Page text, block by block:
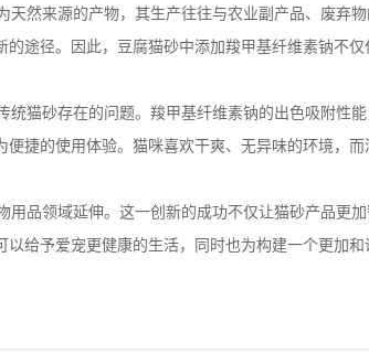
然来源的产物，其生产往往与农业副产品、废弃
途径。因此，豆腐猫砂中添加羧甲基纤维素钠不
猫砂存在的问题。羧甲基纤维素钠的出色吸附性
捷的使用体验。猫咪喜欢干爽、无异味的环境，
品领域延伸。这一创新的成功不仅让猫砂产品更
给予爱宠更健康的生活，同时也为构建一个更加